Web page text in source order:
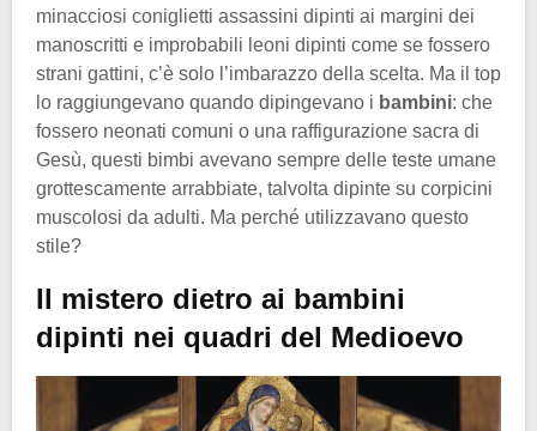
minacciosi coniglietti assassini dipinti ai margini dei
manoscritti e improbabili leoni dipinti come se fossero
strani gattini, c’è solo l’imbarazzo della scelta. Ma il top
lo raggiungevano quando dipingevano i bambini: che
fossero neonati comuni o una raffigurazione sacra di
Gesù, questi bimbi avevano sempre delle teste umane
grottescamente arrabbiate, talvolta dipinte su corpicini
muscolosi da adulti. Ma perché utilizzavano questo
stile?
Il mistero dietro ai bambini
dipinti nei quadri del Medioevo